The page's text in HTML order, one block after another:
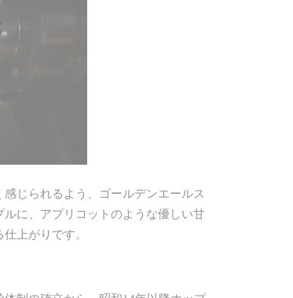
じられるよう、ゴールデンエールス
に、アプリコットのような優しい甘
上がりです。